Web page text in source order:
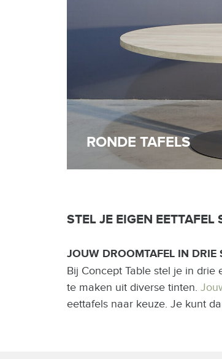
RONDE TAFELS
STEL JE EIGEN EETTAFEL
JOUW DROOMTAFEL IN DRIE
Bij Concept Table stel je in
te maken uit diverse tinten.
eettafels naar keuze. Je kunt